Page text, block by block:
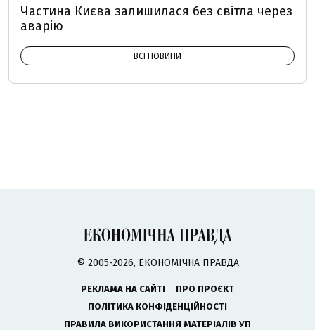
Частина Києва залишилася без світла через
аварію
ВСІ НОВИНИ
© 2005-2026, ЕКОНОМІЧНА ПРАВДА
РЕКЛАМА НА САЙТІ
ПРО ПРОЄКТ
ПОЛІТИКА КОНФІДЕНЦІЙНОСТІ
ПРАВИЛА ВИКОРИСТАННЯ МАТЕРІАЛІВ УП